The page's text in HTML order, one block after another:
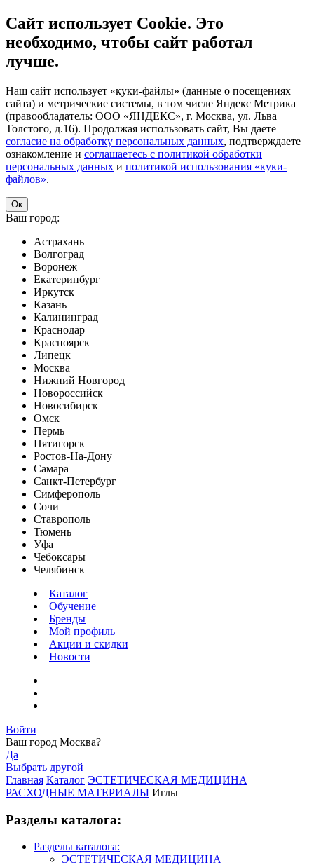
Сайт использует Cookie. Это
необходимо, чтобы сайт работал
лучше.
Наш сайт использует «куки-файлы» (данные о посещениях
сайта) и метрические системы, в том числе Яндекс Метрика
(правообладатель: ООО «ЯНДЕКС», г. Москва, ул. Льва
Толстого, д.16). Продолжая использовать сайт, Вы даете
согласие на обработку персональных данных, подтверждаете
ознакомление и соглашаетесь с политикой обработки
персональных данных и политикой использования «куки-
файлов».
Ок
Ваш город:
Астрахань
Волгоград
Воронеж
Екатеринбург
Иркутск
Казань
Калининград
Краснодар
Красноярск
Липецк
Москва
Нижний Новгород
Новороссийск
Новосибирск
Омск
Пермь
Пятигорск
Ростов-На-Дону
Самара
Санкт-Петербург
Симферополь
Сочи
Ставрополь
Тюмень
Уфа
Чебоксары
Челябинск
Каталог
Обучение
Бренды
Мой профиль
Акции и скидки
Новости
Войти
Ваш город Москва?
Да
Выбрать другой
Главная Каталог ЭСТЕТИЧЕСКАЯ МЕДИЦИНА
РАСХОДНЫЕ МАТЕРИАЛЫ Иглы
Разделы каталога:
Разделы каталога:
ЭСТЕТИЧЕСКАЯ МЕДИЦИНА